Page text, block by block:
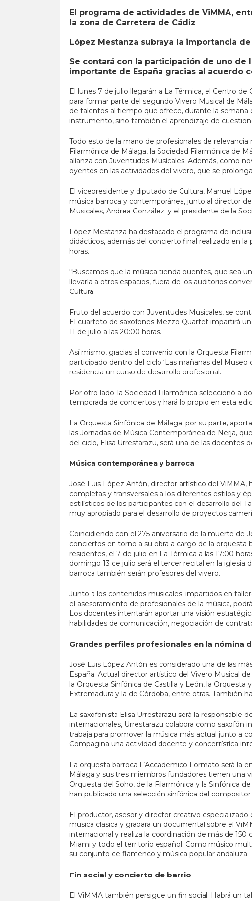
El programa de actividades de ViMMA,
la zona de Carretera de Cádiz
López Mestanza subraya la importancia
Se contará con la participación de uno de
importante de España gracias al acuerdo
El lunes 7 de julio llegarán a La Térmica, el Centro
para formar parte del segundo Vivero Musical de
de talentos al tiempo que ofrece, durante la semana
instrumento, sino también el aprendizaje de
Todo esto de la mano de profesionales de
Filarmónica de Málaga, la Sociedad Filarmónica de
alianza con Juventudes Musicales. Además, como
oyentes en las actividades del vivero, que se
El vicepresidente y diputado de Cultura, Manuel
música barroca y contemporánea, junto al director
Musicales, Andrea González; y el presidente de la
López Mestanza ha destacado el programa de
didácticos, además del concierto final realizado en la
horas.
“Buscamos que la música tienda puentes, que sea
llevarla a otros espacios, fuera de los auditorios
Cultura.
Fruto del acuerdo con Juventudes Musicales, se
El cuarteto de saxofones Mezzo Quartet impartirá
11 de julio a las 20:00 horas.
Así mismo, gracias al convenio con la Orquesta
participado dentro del ciclo ‘Las mañanas del
residencia un curso de desarrollo profesional.
Por otro lado, la Sociedad Filarmónica seleccionó a
temporada de conciertos y hará lo propio en esta
La Orquesta Sinfónica de Málaga, por su parte,
las Jornadas de Música Contemporánea de Nerja,
del ciclo, Elisa Urrestarazu, será una de las docentes
Música contemporánea y barroca
José Luis López Antón, director artístico del ViMMA,
completas y transversales a los diferentes estilos y
estilísticos de los participantes con el desarrollo del
muy apropiado para el desarrollo de proyectos
Coincidiendo con el 275 aniversario de la muerte de
conciertos en torno a su obra a cargo de la orquesta
residentes, el 7 de julio en La Térmica a las 17:00
domingo 13 de julio será el tercer recital en la iglesia
barroca también serán profesores del vivero.
Junto a los contenidos musicales, impartidos en
el asesoramiento de profesionales de la música,
Los docentes intentarán aportar una visión
habilidades de comunicación, negociación de
Grandes perfiles profesionales en la nómina
José Luis López Antón es considerado una de las
España. Actual director artístico del Vivero Musical
la Orquesta Sinfónica de Castilla y León, la
Extremadura y la de Córdoba, entre otras. También
La saxofonista Elisa Urrestarazu será la responsable
internacionales, Urrestarazu colabora como saxofón
trabaja para promover la música más actual junto a
Compagina una actividad docente y concertística
La orquesta barroca L’Accademico Formato será la
Málaga y sus tres miembros fundadores tienen una
Orquesta del Soho, de la Filarmónica y la Sinfónica
han publicado una selección sinfónica del
El productor, asesor y director creativo
música clásica y grabará un documental sobre el
internacional y realiza la coordinación de más de
Miami y todo el territorio español. Como músico
su conjunto de flamenco y música popular andaluza.
Fin social y concierto de barrio
El ViMMA también persigue un fin social. Habrá un